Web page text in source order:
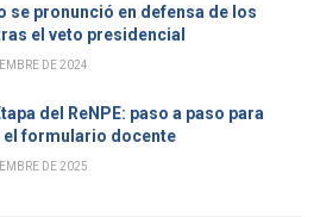
se pronunció en defensa de los
el veto presidencial
DE 2024
del ReNPE: paso a paso para
formulario docente
DE 2025